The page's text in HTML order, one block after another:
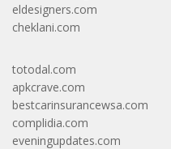
eldesigners.com
cheklani.com
totodal.com
apkcrave.com
bestcarinsurancewsa.com
complidia.com
eveningupdates.com